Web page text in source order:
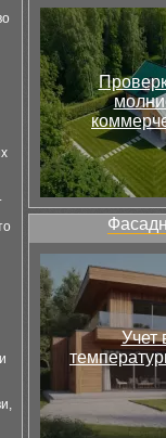
Учет